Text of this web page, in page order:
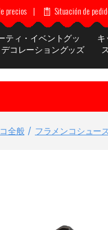
precios | Situación de
ティ・イベントグッ
コレーショングッズ
全般 フラメンコシュー